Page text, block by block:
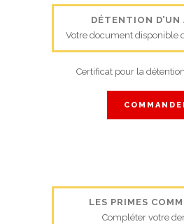
DÉTENTION D’UN
Votre document disponible
Certificat pour la
LES PRIMES
Compléter votre